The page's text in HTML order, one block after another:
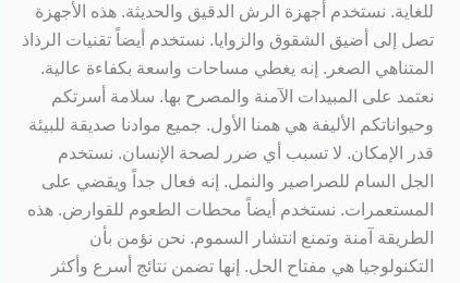
للغاية. نستخدم أجهزة الرش الدقيق والحديثة. هذه الأجهزة
تصل إلى أضيق الشقوق والزوايا. نستخدم أيضاً تقنيات الرذاذ
المتناهي الصغر. إنه يغطي مساحات واسعة بكفاءة عالية.
نعتمد على المبيدات الآمنة والمصرح بها. سلامة أسرتكم
وحيواناتكم الأليفة هي همنا الأول. جميع موادنا صديقة للبيئة
قدر الإمكان. لا تسبب أي ضرر لصحة الإنسان. نستخدم
الجل السام للصراصير والنمل. إنه فعال جداً ويقضي على
المستعمرات. نستخدم أيضاً محطات الطعوم للقوارض. هذه
الطريقة آمنة وتمنع انتشار السموم. نحن نؤمن بأن
التكنولوجيا هي مفتاح الحل. إنها تضمن نتائج أسرع وأكثر